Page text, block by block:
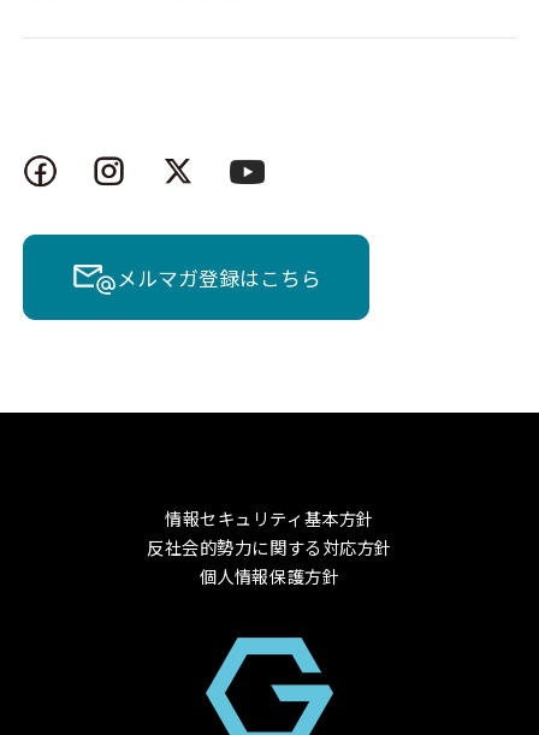
メルマガ登録はこちら
情報セキュリティ基本方針
反社会的勢力に関する対応方針
個人情報保護方針